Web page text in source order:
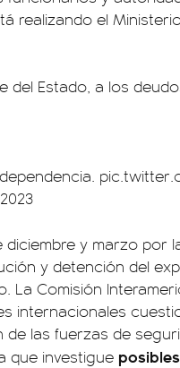
realizando el
del Estado, a los
diciembre y marzo por
y detención del
La Comisión
internacionales
las fuerzas de
que investigue